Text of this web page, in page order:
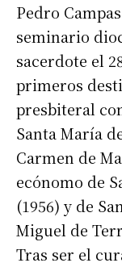
Pedro
seminario
sacerdote el
primeros
presbiteral
Santa María
Carmen de
ecónomo de
(1956) y de
Miguel de
Tras ser el